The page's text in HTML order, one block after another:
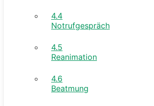
4.4
Notrufgespräch
4.5
Reanimation
4.6
Beatmung